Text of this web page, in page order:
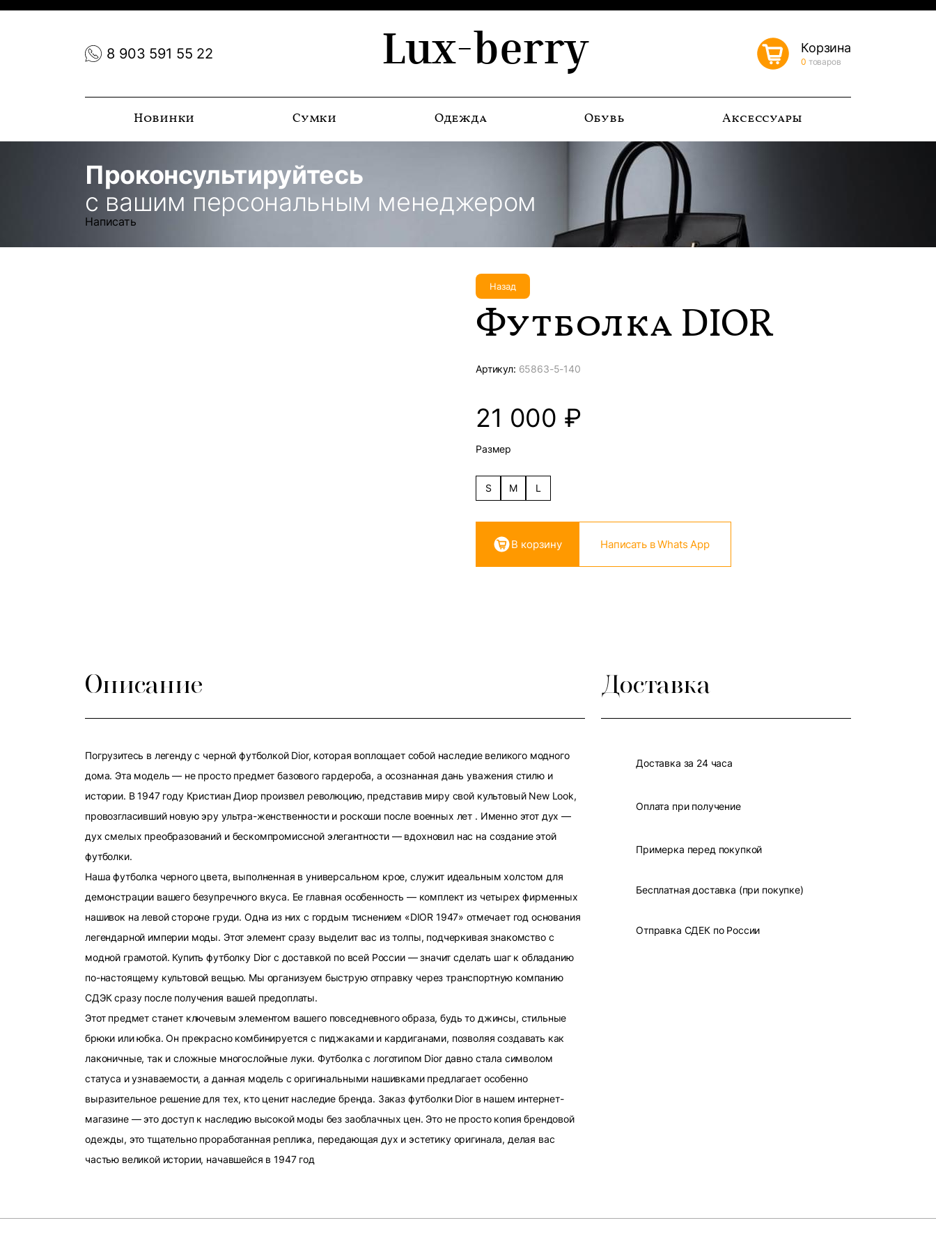
8 903 591 55 22 Lux-berry Корзина
0 товаров
Новинки Сумки Одежда Обувь Аксессуары
Проконсультируйтесь
с вашим персональным менеджером
Написать
Назад
Футболка DIOR
Артикул: 65863-5-140
21 000 ₽
Размер
S M L
В корзину Написать в Whats App
Описание
Погрузитесь в легенду с черной футболкой Dior, которая воплощает собой наследие великого модного
дома. Эта модель — не просто предмет базового гардероба, а осознанная дань уважения стилю и
истории. В 1947 году Кристиан Диор произвел революцию, представив миру свой культовый New Look,
провозгласивший новую эру ультра-женственности и роскоши после военных лет . Именно этот дух —
дух смелых преобразований и бескомпромиссной элегантности — вдохновил нас на создание этой
футболки.
Наша футболка черного цвета, выполненная в универсальном крое, служит идеальным холстом для
демонстрации вашего безупречного вкуса. Ее главная особенность — комплект из четырех фирменных
нашивок на левой стороне груди. Одна из них с гордым тиснением «DIOR 1947» отмечает год основания
легендарной империи моды. Этот элемент сразу выделит вас из толпы, подчеркивая знакомство с
модной грамотой. Купить футболку Dior с доставкой по всей России — значит сделать шаг к обладанию
по-настоящему культовой вещью. Мы организуем быструю отправку через транспортную компанию
СДЭК сразу после получения вашей предоплаты.
Этот предмет станет ключевым элементом вашего повседневного образа, будь то джинсы, стильные
брюки или юбка. Он прекрасно комбинируется с пиджаками и кардиганами, позволяя создавать как
лаконичные, так и сложные многослойные луки. Футболка с логотипом Dior давно стала символом
статуса и узнаваемости, а данная модель с оригинальными нашивками предлагает особенно
выразительное решение для тех, кто ценит наследие бренда. Заказ футболки Dior в нашем интернет-
магазине — это доступ к наследию высокой моды без заоблачных цен. Это не просто копия брендовой
одежды, это тщательно проработанная реплика, передающая дух и эстетику оригинала, делая вас
частью великой истории, начавшейся в 1947 год
Доставка
Доставка за 24 часа
Оплата при получение
Примерка перед покупкой
Бесплатная доставка (при покупке)
Отправка СДЕК по России